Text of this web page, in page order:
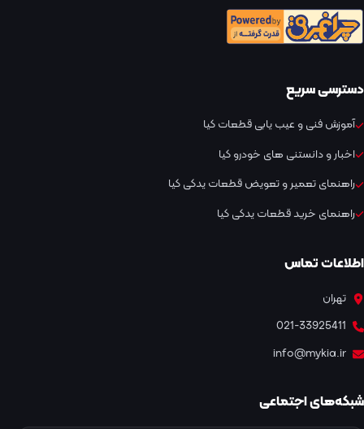
دسترسی سریع
آموزش فنی و عیب یابی قطعات کیا
اخبار و دانستنی های خودرو کیا
راهنمای تعمیر و تعویض قطعات یدکی کیا
راهنمای خرید قطعات یدکی کیا
اطلاعات تماس
تهران
021-33925411
info@mykia.ir
شبکه‌های اجتماعی